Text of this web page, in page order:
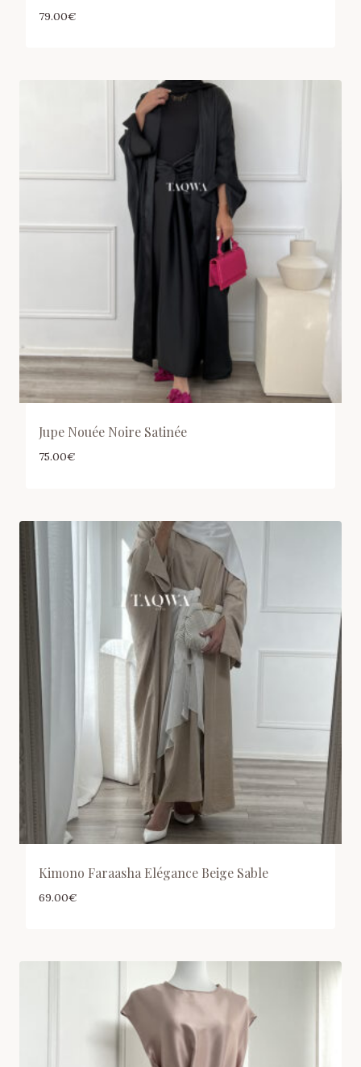
79.00€
Jupe Nouée Noire Satinée
75.00€
Kimono Faraasha Elégance Beige Sable
69.00€